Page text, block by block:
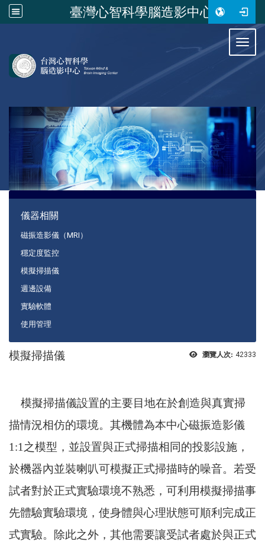
臺灣心智科學腦造影中心
儀器相關
磁振造影儀（MRI）
穩定度監控
模擬掃描儀
週邊設備
實驗軟體
使用管理
瀏覽人次: 42333
模擬掃描儀
模擬掃描儀設置的主要目地在於創造與真實掃
描情況相仿的環境。其機體為本中心磁振造影儀
1:1 之模型，並設置與正式掃描相同的投影設施，
於機器內並裝喇叭可模擬正式掃描時的噪音。若受
試者對於正式實驗環境不熟悉，可利用模擬掃描事
先體驗實驗環境，使身體與心理狀態可順利完成正
式實驗。除此之外，其他需要讓受試者處於與正式